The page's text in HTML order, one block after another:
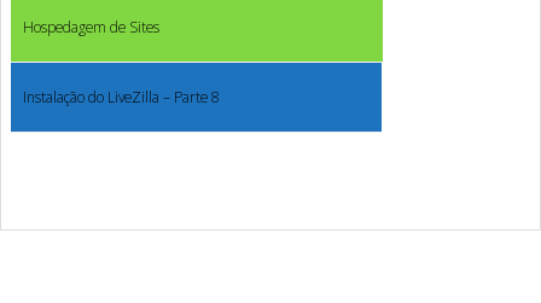
Hospedagem de Sites
Instalação do LiveZilla – Parte 8